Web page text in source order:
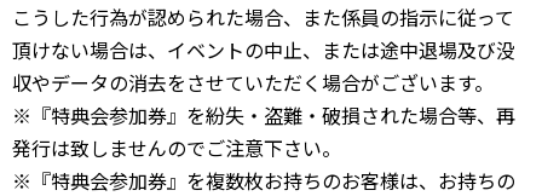
こうした行為が認められた場合、また係員の指示に従って
頂けない場合は、イベントの中止、または途中退場及び没
収やデータの消去をさせていただく場合がございます。
※『特典会参加券』を紛失・盗難・破損された場合等、再
発行は致しませんのでご注意下さい。
※『特典会参加券』を複数枚お持ちのお客様は、お持ちの